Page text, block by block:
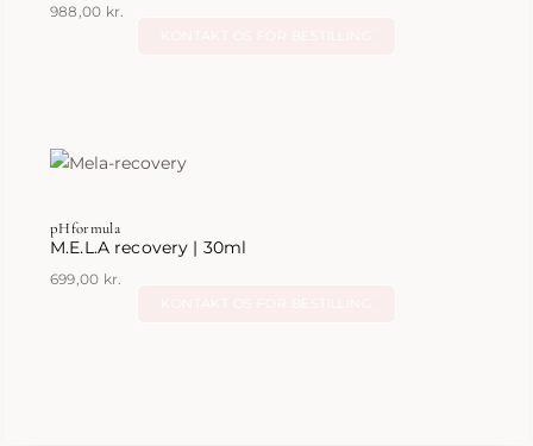
988,00 kr.
pHformula
M.E.L.A recovery | 30ml
699,00 kr.